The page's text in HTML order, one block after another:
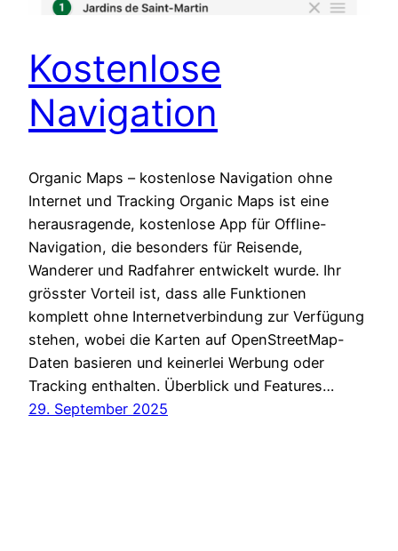
Kostenlose
Navigation
Organic Maps – kostenlose Navigation ohne
Internet und Tracking Organic Maps ist eine
herausragende, kostenlose App für Offline-
Navigation, die besonders für Reisende,
Wanderer und Radfahrer entwickelt wurde. Ihr
grösster Vorteil ist, dass alle Funktionen
komplett ohne Internetverbindung zur Verfügung
stehen, wobei die Karten auf OpenStreetMap-
Daten basieren und keinerlei Werbung oder
Tracking enthalten. Überblick und Features…
29. September 2025